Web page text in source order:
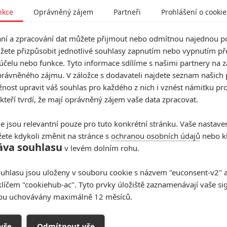
postavil Wolverine. A krev je přidaná i v novém
Deadpoola.
mohl objevit i Deadpool
spekulovalo, nakonec však ve snímku v žádné
napravit, a to konkrétně v části filmu, kde The
vidět sami, kdyby měli k ruce Deadpoola, vše
pic.twitter.com/d91zR0ryia
June 28, 2022
Zdroj: Mighty Raccoon
in the Multiverse of Madness
Oprávněný zájem Partneři Prohlášení o
a zpracování dat můžete přijmout nebo odmítnou najednou
přizpůsobit jednotlivé souhlasy zapnutím nebo vypnutím
nebo funkce. Tyto informace sdílíme s našimi partnery na
zájmu. V záložce s dodavateli najdete seznam našich
upravit váš souhlas pro každého z nich i vznést námitku
tvrdí, že mají oprávněný zájem vaše data zpracovat.
jsou relevantní pouze pro tuto konkrétní stránku. Vaše
kdykoli změnit na stránce s ochranou osobních údajů nebo
souhlasu v levém dolním rohu.
jsou uloženy v souboru cookie s názvem "euconsent-v2"
"cookiehub-ac". Tyto prvky úložiště zaznamenávají vaše
uchovávány maximálně 12 měsíců.